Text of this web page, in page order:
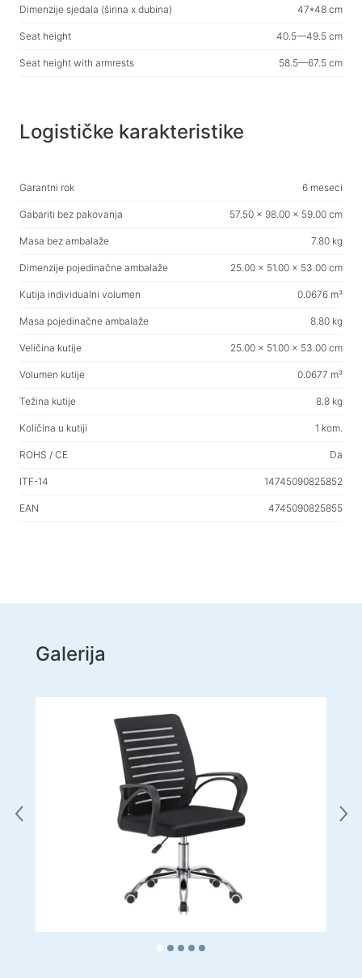
Radni prostor i kućni namještaj
Stolovi za dom i ured
Barske stolice
Stolovi za igru
Gaming stolice
Podne vješalice za odjeću
Testirajte proizvode
Masažeri
Dimenzije sjedala (širina x dubina) 47*48 cm
Seat height 40.5—49.5 cm
Seat height with armrests 58.5—67.5 cm
Logističke karakteristike
Garantni rok 6 meseci
Gabariti bez pakovanja 57.50 x 98.00 x 59.00 cm
Masa bez ambalaže 7.80 kg
Dimenzije pojedinačne ambalaže 25.00 x 51.00 x 53.00 cm
Kutija individualni volumen 0.0676 m³
Masa pojedinačne ambalaže 8.80 kg
Veličina kutije 25.00 x 51.00 x 53.00 cm
Volumen kutije 0.0677 m³
Težina kutije 8.8 kg
Količina u kutiji 1 kom.
ROHS / CE Da
ITF-14 14745090825852
EAN 4745090825855
Galerija